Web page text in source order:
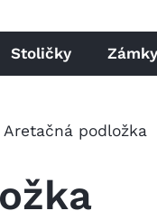
Stoličky Zámky
Aretačná podložka